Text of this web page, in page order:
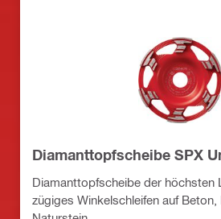
Diamanttopfscheibe SPX
Diamanttopfscheibe der höchsten
zügiges Winkelschleifen auf Beton,